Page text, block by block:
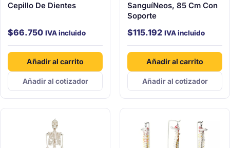
Cepillo De Dientes
$66.750 IVA incluido
Añadir al carrito
Añadir al cotizador
Sanguí­Neos, 85 Cm Con
Soporte
$115.192 IVA incluido
Añadir al carrito
Añadir al cotizador